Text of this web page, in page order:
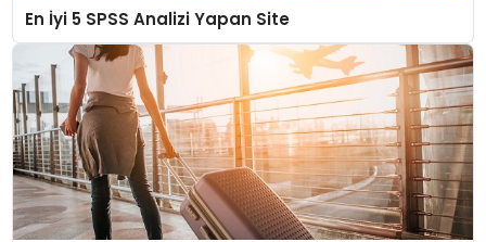
En İyi 5 SPSS Analizi Yapan Site